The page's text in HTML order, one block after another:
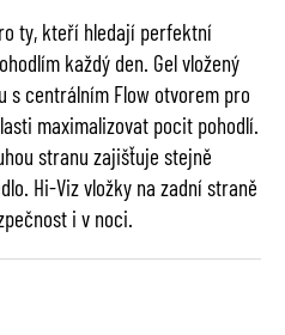
ty, kteří hledají perfektní
každý den. Gel vložený
s centrálním Flow otvorem pro
maximalizovat pocit pohodlí.
stranu zajišťuje stejně
Hi-Viz vložky na zadní straně
i v noci.